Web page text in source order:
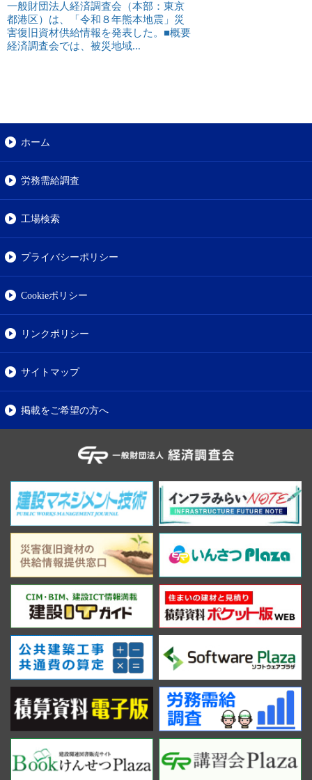
一般財団法人経済調査会（本部：東京
都港区）は、「令和８年熊本地震」災
害復旧資材供給情報を発表した。■概要
経済調査会では、被災地域...
ホーム
労務需給調査
工場検索
プライバシーポリシー
Cookieポリシー
リンクポリシー
サイトマップ
掲載をご希望の方へ